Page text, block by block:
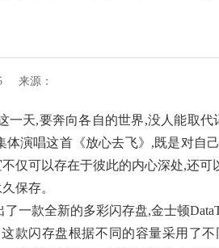
来源：
一天,要奔向各自的世界,没人能取
体演唱这首《放心去飞》,既是对自
仅可以存在于彼此的内心深处,还
保存。
一款全新的多彩闪存盘,金士顿
款闪存盘根据不同的容量采用了